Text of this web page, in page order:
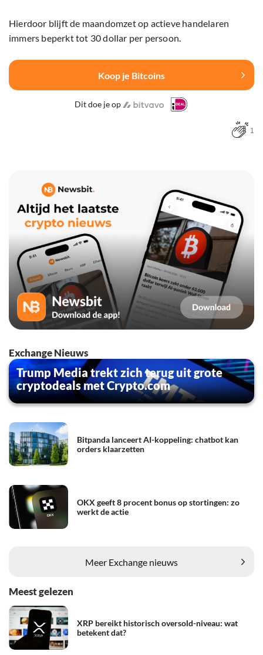
Hierdoor blijft de maandomzet op actieve handelaren
immers beperkt tot 30 dollar per persoon.
Koop je Bitcoins
Dit doe je op
1
Exchange Nieuws
Trump Media trekt zich terug uit grote
cryptodeals met Crypto.com
Bitpanda lanceert AI-koppeling: chatbot kan
orders klaarzetten
OKX geeft 8 procent bonus op stortingen: zo
werkt de actie
Meer Exchange nieuws
Meest gelezen
XRP bereikt historisch oversold-niveau: wat
betekent dat?